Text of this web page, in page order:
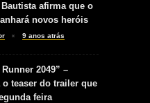
Bautista afirma que o
novos heróis
9 anos atrás
2049” –
teaser do trailer que
feira